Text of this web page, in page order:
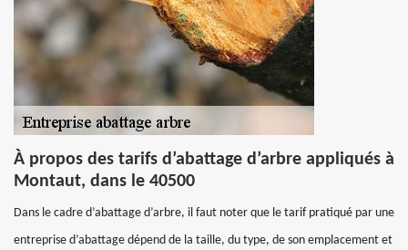
À propos des tarifs d’abattage d’arbre appliqués à
Montaut, dans le 40500
Dans le cadre d’abattage d’arbre, il faut noter que le tarif pratiqué par une
entreprise d’abattage dépend de la taille, du type, de son emplacement et